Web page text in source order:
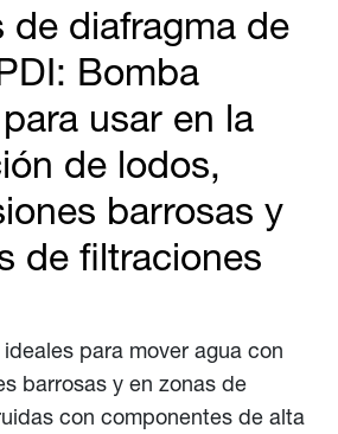
de diafragma de
Bomba
usar en la
de lodos,
barrosas y
de filtraciones
para mover agua con
barrosas y en zonas de
con componentes de alta